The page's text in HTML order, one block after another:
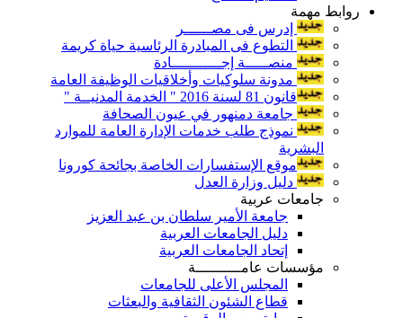
روابط مهمة
إدرس فى مصــــــر
التطوع فى المبادرة الرئاسية حياة كريمة
منصـــــة إجـــــــــــادة
مدونة سلوكيات وأخلاقيات الوظيفة العامة
قانون 81 لسنة 2016 " الخدمة المدنيــة "
جامعة دمنهور في عيون الصحافة
نموذج طلب خدمات الإدارة العامة للموارد
البشرية
موقع الإستفسارات الخاصة بجائحة كورونا
دليل وزارة العدل
جامعات عربية
جامعة الأمير سلطان بن عبد العزيز
دليل الجامعات العربية
إتحاد الجامعات العربية
مؤسسات عامــــــــــة
المجلس الأعلى للجامعات
قطاع الشئون الثقافية والبعثات